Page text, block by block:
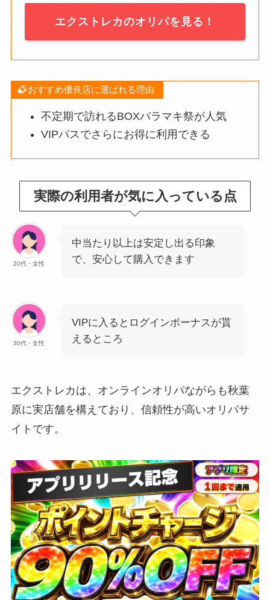
エクストレカのオリパを見る！
おすすめ優良店に選ばれる理由
不定期で訪れるBOXバラマキ祭が人気
VIPパスでさらにお得に利用できる
実際の利用者が気に入っている点
20代・女性
中当たり以上は安定し出る印象
で、安心して購入できます
30代・女性
VIPに入るとログインボーナスが貰
えるところ
エクストレカは、オンラインオリパながらも秋葉
原に実店舗を構えており、信頼性が高いオリパサ
イトです。